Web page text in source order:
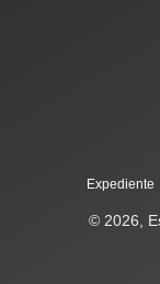
Expediente
© 2026,